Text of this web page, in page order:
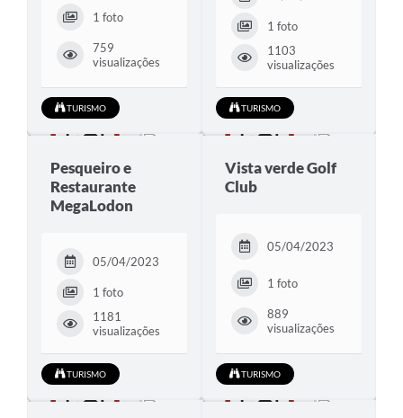
1 foto
759
visualizações
TURISMO
1 foto
1103
visualizações
TURISMO
Pesqueiro e
Restaurante
MegaLodon
05/04/2023
1 foto
1181
visualizações
TURISMO
Vista verde Golf
Club
05/04/2023
1 foto
889
visualizações
TURISMO